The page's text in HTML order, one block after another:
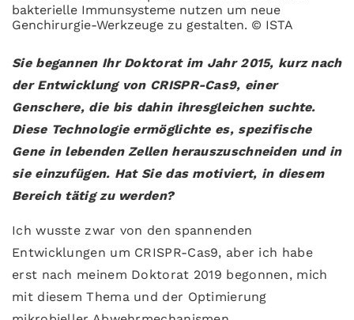
bakterielle Immunsysteme nutzen um neue
Genchirurgie-Werkzeuge zu gestalten. © ISTA
Sie begannen Ihr Doktorat im Jahr 2015, kurz nach
der Entwicklung von CRISPR-Cas9, einer
Genschere, die bis dahin ihresgleichen suchte.
Diese Technologie ermöglichte es, spezifische
Gene in lebenden Zellen herauszuschneiden und in
sie einzufügen. Hat Sie das motiviert, in diesem
Bereich tätig zu werden?
Ich wusste zwar von den spannenden
Entwicklungen um CRISPR-Cas9, aber ich habe
erst nach meinem Doktorat 2019 begonnen, mich
mit diesem Thema und der Optimierung